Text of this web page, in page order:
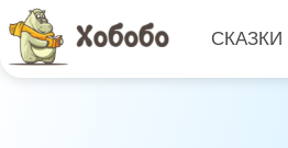
СКАЗКИ